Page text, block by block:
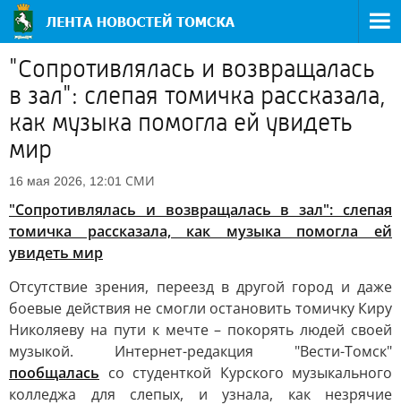
"Сопротивлялась и возвращалась
в зал": слепая томичка рассказала,
как музыка помогла ей увидеть
мир
16 мая 2026, 12:01 СМИ
"Сопротивлялась и возвращалась в зал": слепая
томичка рассказала, как музыка помогла ей
увидеть мир
Отсутствие зрения, переезд в другой город и даже
боевые действия не смогли остановить томичку Киру
Николяеву на пути к мечте – покорять людей своей
музыкой. Интернет-редакция "Вести-Томск"
пообщалась со студенткой Курского музыкального
колледжа для слепых, и узнала, как незрячие